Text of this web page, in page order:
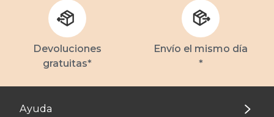
Devoluciones
gratuitas*
Envío el mismo día
*
Ayuda